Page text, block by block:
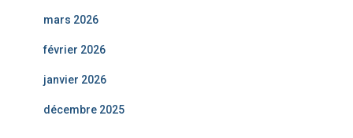
mars 2026
février 2026
janvier 2026
décembre 2025